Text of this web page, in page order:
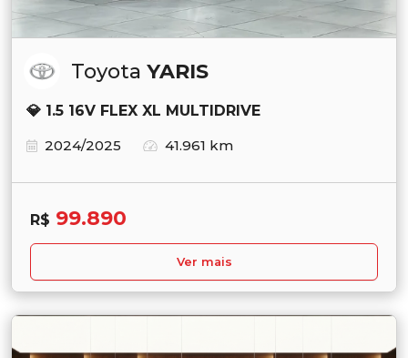
Toyota YARIS
💎 1.5 16V FLEX XL MULTIDRIVE
2024/2025
41.961 km
R$ 99.890
Ver mais